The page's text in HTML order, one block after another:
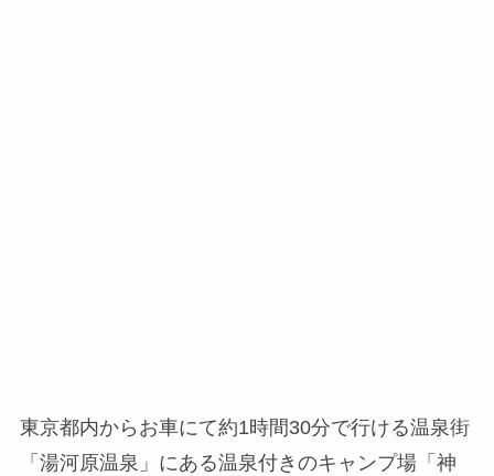
東京都内からお車にて約1時間30分で行ける温泉街
「湯河原温泉」にある温泉付きのキャンプ場「神